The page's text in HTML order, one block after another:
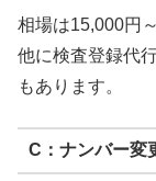
相場は15,000円
他に検査登録代
もあります。
C：ナンバー変